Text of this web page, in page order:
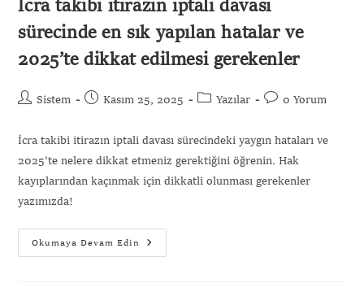
İcra takibi itirazın iptali davası
sürecinde en sık yapılan hatalar ve
2025’te dikkat edilmesi gerekenler
Sistem Kasım 25, 2025 Yazılar 0 Yorum
İcra takibi itirazın iptali davası sürecindeki yaygın hataları ve
2025'te nelere dikkat etmeniz gerektiğini öğrenin. Hak
kayıplarından kaçınmak için dikkatli olunması gerekenler
yazımızda!
Okumaya Devam Edin